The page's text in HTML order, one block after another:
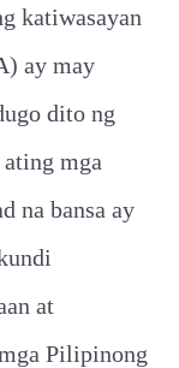
katiwasayan
ay may
dito ng
mga
na bansa ay
at
Pilipinong